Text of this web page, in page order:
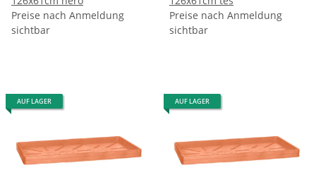
Preise nach Anmeldung
sichtbar
Preise nach Anmeldung
sichtbar
AUF LAGER AUF LAGER